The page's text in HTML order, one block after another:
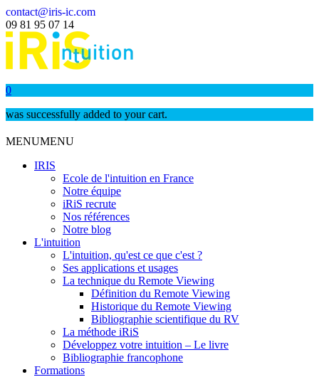
contact@iris-ic.com
09 81 95 07 14
0
was successfully added to your cart.
MENUMENU
IRIS
Ecole de l'intuition en France
Notre équipe
iRiS recrute
Nos références
Notre blog
L'intuition
L'intuition, qu'est ce que c'est ?
Ses applications et usages
La technique du Remote Viewing
Définition du Remote Viewing
Historique du Remote Viewing
Bibliographie scientifique du RV
La méthode iRiS
Développez votre intuition – Le livre
Bibliographie francophone
Formations